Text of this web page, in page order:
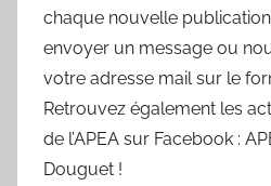
chaque nouvelle
envoyer un message ou
votre adresse mail sur le
Retrouvez également les
de l’APEA sur Facebook :
Douguet !